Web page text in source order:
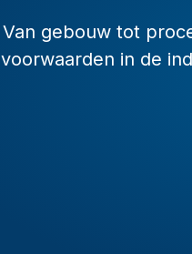
Van gebouw tot
voorwaarden in de